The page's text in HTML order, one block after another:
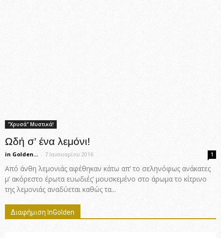
"Χρυσά" Μυστικά!
Ωδή σ’ ένα λεμόνι!
in Golden... - 7 Ιανουαρίου 2016 1
Από άνθη λεμονιάς αφέθηκαν κάτω απ’ το σεληνόφως ανάκατες
μ’ ακόρεστο έρωτα ευωδιές’ μουσκεμένο στο άρωμα το κίτρινο
της λεμονιάς αναδύεται καθώς τα...
Διαφήμιση InGolden